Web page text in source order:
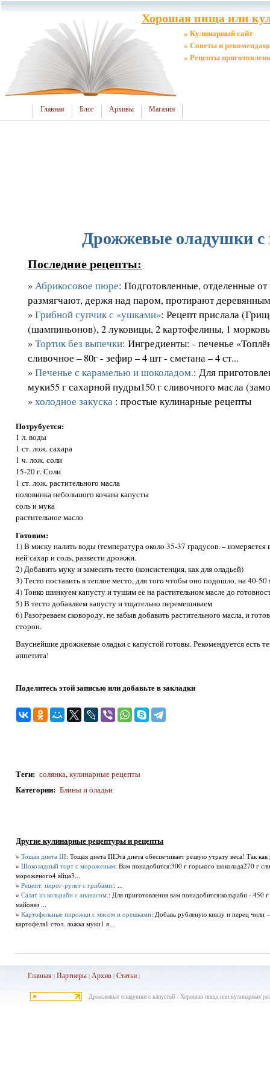
Хорошая пища или
» Кулинарный сайт
» Советы и
» Рецепты
Главная Блог Архивы Магазин
Дрожжевые оладушки с
Последние рецепты:
»Абрикосовое пюре: Подготовленные, отделенные
размягчают, держя над паром, протирают
»Грибной супчик с «ушками»: Рецепт прислала
(шампиньонов), 2 луковицы, 2 картофелины, 1
»Тортик без выпечки: Ингредиенты: - печенье
сливочное – 80г - зефир – 4 шт - сметана – 4 ст...
»Печенье с карамелью и шоколадом.: Для
муки55 г сахарной пудры150 г сливочного масла
»холодное закуска : простые кулинарные рецепты
Потрубуется:
1 л. воды
1 ст. лож. сахара
1 ч. лож. соли
15-20 г. Соли
1 ст. лож. растительного масла
половинка небольшого кочана капусты
соль и мука
растительное масло
Готовим:
1) В миску налить воды (температура около 35-37 градусов. –
ней сахар и соль, развести дрожжи.
2) Добавить муку и замесить тесто (консистенция, как для оладьей)
3) Тесто поставить в теплое место, для того чтобы оно подошло, на 40-
4) Тонко шинкуем капусту и тушим ее на растительном масле до
5) В тесто добавляем капусту и тщательно перемешиваем
6) Разогреваем сковороду, не забыв добавить растительного масла, и
сторон.
Вкуснейшие дрожжевые оладьи с капустой готовы. Рекомендуется есть
аппетита!
Поделитесь этой записью или добавьте в закладки
Теги: солянка, кулинарные рецепты
Категории: Блины и оладьи
Другие кулинарные рецептуры и рецепты
»Тощая диета III: Тощая диета IIIЭта диета обеспечивает резвую утрату веса! Так
»Шоколадный торт с мороженым: Вам понадобится:300 г горького шоколада270 г
мороженого4 яйца3...
»Рецепт: пирог-рулет с грибами.: ...
»Салат из кольраби с ананасом.: Для приготовления вам понадобится:кольраби - 450
майонез ...
»Картофельные пирожки с мясом и орешками: Добавь рубленую кинзу и перец
картофеля1 стол. ложка муки1 я...
Главная |Партнеры |Архив |Статьи |
Дрожжевые оладушки с капустой - Хорошая пища или кулинарные